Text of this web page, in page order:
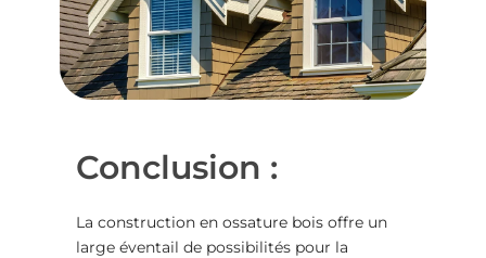
Conclusion :
La construction en ossature boisoffre un
large éventail de possibilités pour la